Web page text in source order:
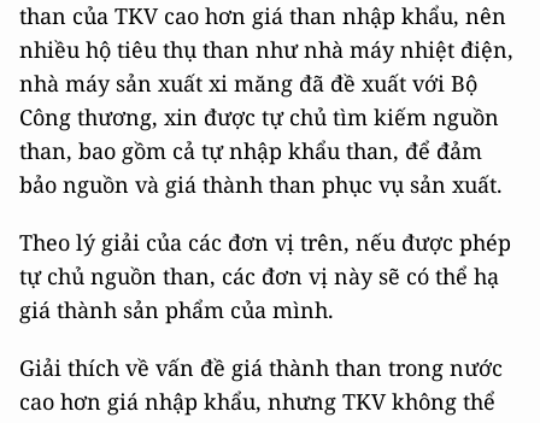
than của TKV cao hơn giá than nhập khẩu, nên
nhiều hộ tiêu thụ than như nhà máy nhiệt điện,
nhà máy sản xuất xi măng đã đề xuất với Bộ
Công thương, xin được tự chủ tìm kiếm nguồn
than, bao gồm cả tự nhập khẩu than, để đảm
bảo nguồn và giá thành than phục vụ sản xuất.
Theo lý giải của các đơn vị trên, nếu được phép
tự chủ nguồn than, các đơn vị này sẽ có thể hạ
giá thành sản phẩm của mình.
Giải thích về vấn đề giá thành than trong nước
cao hơn giá nhập khẩu, nhưng TKV không thể